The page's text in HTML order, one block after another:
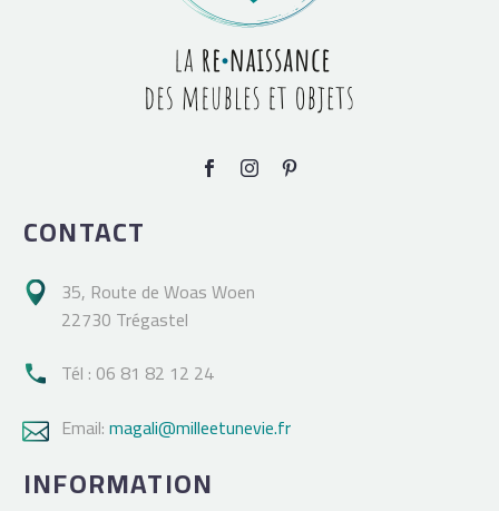
CONTACT
 35, Route de Woas Woen
22730 Trégastel
 Tél : 06 81 82 12 24
 Email:magali@milleetunevie.fr
INFORMATION